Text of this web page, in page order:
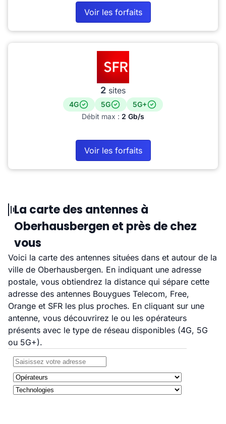
Voir les forfaits
2 sites
4G 5G
5G+
Débit max : 2 Gb/s
Voir les forfaits
La carte des antennes à
Oberhausbergen et près de chez
vous
Voici la carte des antennes situées dans et autour de la
ville de Oberhausbergen. En indiquant une adresse
postale, vous obtiendrez la distance qui sépare cette
adresse des antennes Bouygues Telecom, Free,
Orange et SFR les plus proches. En cliquant sur une
antenne, vous découvrirez le ou les opérateurs
présents avec le type de réseau disponibles (4G, 5G
ou 5G+).